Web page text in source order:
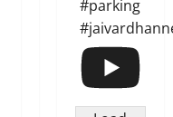
#parking